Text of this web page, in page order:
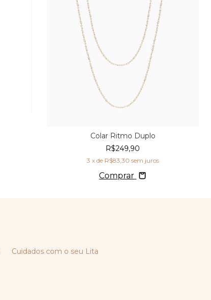
Colar Ritmo Duplo
R$249,90
3 x de R$83,30 sem juros
Comprar
Cuidados com o seu Lita